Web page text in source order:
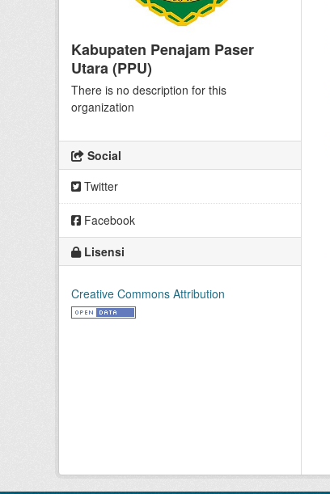
Kabupaten Penajam Paser
Utara (PPU)
There is no description for this
organization
Social
Twitter
Facebook
Lisensi
Creative Commons Attribution